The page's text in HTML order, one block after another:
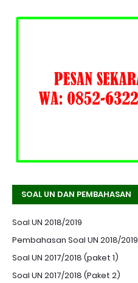
SOAL UN DAN PEMBAHASAN
Soal UN 2018/2019
Pembahasan Soal UN 2018/2019
Soal UN 2017/2018 (paket 1)
Soal UN 2017/2018 (Paket 2)